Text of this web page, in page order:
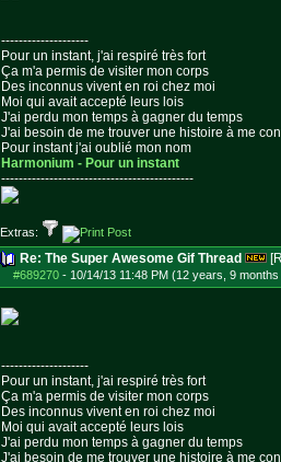
--------------------
Pour un instant, j'ai respiré très fort
Ça m'a permis de visiter mon corps
Des inconnus vivent en roi chez moi
Moi qui avait accepté leurs lois
J'ai perdu mon temps à gagner du temps
J'ai besoin de me trouver une histoire à me
Pour instant j'ai oublié mon nom
Harmonium - Pour un instant
--------------------------------------------
Extras:
Re: The Super Awesome Gif Thread
#689270 - 10/14/13 11:48 PM (12 years, 9 months
--------------------
Pour un instant, j'ai respiré très fort
Ça m'a permis de visiter mon corps
Des inconnus vivent en roi chez moi
Moi qui avait accepté leurs lois
J'ai perdu mon temps à gagner du temps
J'ai besoin de me trouver une histoire à me